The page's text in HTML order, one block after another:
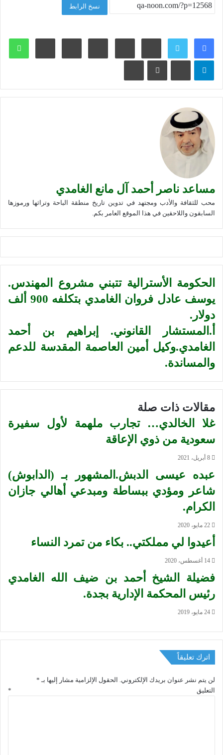
نسخ الرابط
لينكدإن ‏Tumblr بينتيريست
‏Reddit
‏VKontakte
تيلقرام ڤايبر مشاركة عبر البريد طباعة
مساعد ناصر أحمد آل مانع الغامدي
محب للثقافة والأدب ومجتهد في تدوين تاريخ منطقة الباحة وتراثها ورموزها
السابقون واللاحقين في هذا الموقع العامر بكم.
الحكومة الأسترالية تتبني مشروع المهندس.
يوسف عادل فروان الغامدي بتكلفه 900 ألف
دولار.
أ.المستشار القانوني. إبراهيم بن أحمد
الغامدي.وكيل أمين العاصمة المقدسة للدعم
والمساندة.
مقالات ذات صلة
غلا الخالدي… تجارب ملهمة لأول سفيرة
سعودية من ذوي الإعاقة
8 أبريل، 2021
عبده عيسى الدبش.المشهور بـ (الدابوش)
شاعر ومؤدي ببساطة ومبدعي أهالي جازان
الكرام.
22 مايو، 2020
أعيدوا لي مملكتي.. بكاء من تمرد النساء
14 أغسطس، 2020
فضيلة الشيخ أحمد بن ضیف الله الغامدي
رئیس المحكمة الإدارية بجدة.
24 مايو، 2019
اترك تعليقاً
لن يتم نشر عنوان بريدك الإلكتروني. الحقول الإلزامية مشار إليها بـ *
التعليق *